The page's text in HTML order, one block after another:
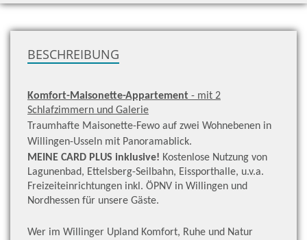
BESCHREIBUNG
Komfort-Maisonette-Appartement - mit 2
Schlafzimmern und Galerie
Traumhafte Maisonette-Fewo auf zwei Wohnebenen in
Willingen-Usseln mit Panoramablick.
MEINE CARD PLUS inklusive! Kostenlose Nutzung von
Lagunenbad, Ettelsberg-Seilbahn, Eissporthalle, u.v.a.
Freizeiteinrichtungen inkl. ÖPNV in Willingen und
Nordhessen für unsere Gäste.
Wer im Willinger Upland Komfort, Ruhe und Natur